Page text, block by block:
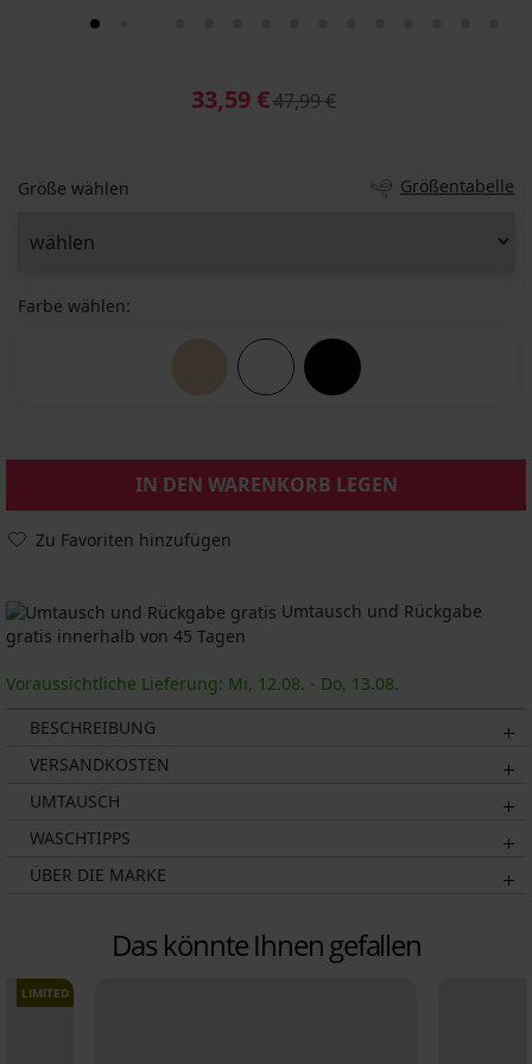
33,59 €47,99 €
Größe wählen Größentabelle
Farbe wählen:
IN DEN WARENKORB LEGEN
Zu Favoriten hinzufügen
Umtausch und Rückgabe
gratis innerhalb von 45 Tagen
Voraussichtliche Lieferung: Mi, 12.08. - Do, 13.08.
BESCHREIBUNG
VERSANDKOSTEN
UMTAUSCH
WASCHTIPPS
ÜBER DIE MARKE
Das könnte Ihnen gefallen
LIMITED